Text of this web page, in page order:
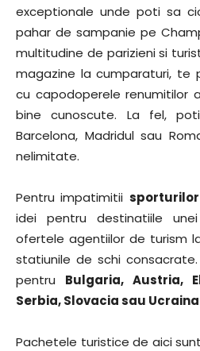
exceptionale unde poti sa
pahar de sampanie pe
multitudine de parizieni si
magazine la cumparaturi, te
cu capodoperele renumitilor
bine cunoscute. La fel,
Barcelona, Madridul sau
nelimitate.
Pentru impatimitii
idei pentru destinatiile
ofertele agentiilor de turism
statiunile de schi
pentru Bulgaria, Austria,
Serbia, Slovacia sau
Pachetele turistice de aici